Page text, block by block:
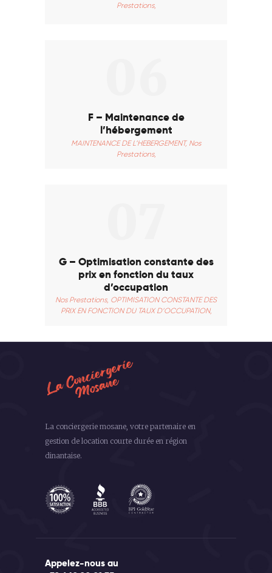
Prestations,
F – Maintenance de
l’hébergement
MAINTENANCE DE L’HEBERGEMENT, Nos
Prestations,
G – Optimisation constante des
prix en fonction du taux
d’occupation
Nos Prestations, OPTIMISATION CONSTANTE DES
PRIX EN FONCTION DU TAUX D’OCCUPATION,
La conciergerie mosane, votre partenaire en
gestion de location courte durée en région
dinantaise.
Appelez-nous au